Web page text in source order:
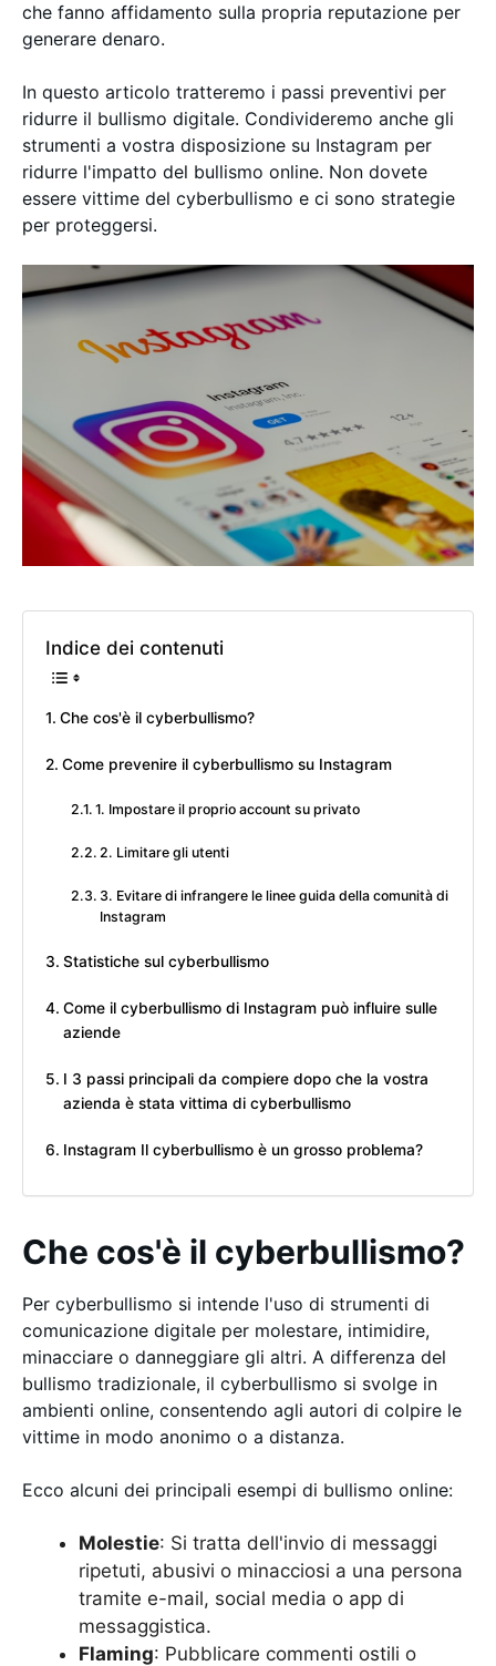
che fanno affidamento sulla propria reputazione per
generare denaro.
In questo articolo tratteremo i passi preventivi per
ridurre il bullismo digitale. Condivideremo anche gli
strumenti a vostra disposizione su Instagram per
ridurre l'impatto del bullismo online. Non dovete
essere vittime del cyberbullismo e ci sono strategie
per proteggersi.
Indice dei contenuti
Che cos'è il cyberbullismo?
Come prevenire il cyberbullismo su Instagram
1. Impostare il proprio account su privato
2. Limitare gli utenti
3. Evitare di infrangere le linee guida della comunità di
Instagram
Statistiche sul cyberbullismo
Come il cyberbullismo di Instagram può influire sulle
aziende
I 3 passi principali da compiere dopo che la vostra
azienda è stata vittima di cyberbullismo
Instagram Il cyberbullismo è un grosso problema?
Che cos'è il cyberbullismo?
Per cyberbullismo si intende l'uso di strumenti di
comunicazione digitale per molestare, intimidire,
minacciare o danneggiare gli altri. A differenza del
bullismo tradizionale, il cyberbullismo si svolge in
ambienti online, consentendo agli autori di colpire le
vittime in modo anonimo o a distanza.
Ecco alcuni dei principali esempi di bullismo online:
Molestie: Si tratta dell'invio di messaggi
ripetuti, abusivi o minacciosi a una persona
tramite e-mail, social media o app di
messaggistica.
Flaming: Pubblicare commenti ostili o